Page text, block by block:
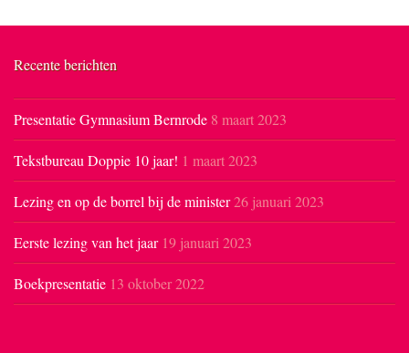
Recente berichten
Presentatie Gymnasium Bernrode 8 maart 2023
Tekstbureau Doppie 10 jaar! 1 maart 2023
Lezing en op de borrel bij de minister26 januari 2023
Eerste lezing van het jaar 19 januari 2023
Boekpresentatie 13 oktober 2022